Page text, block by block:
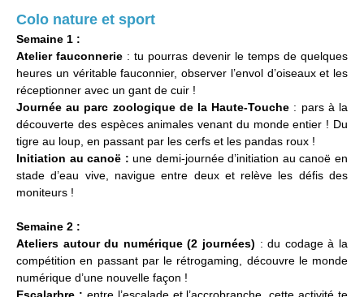
Colo nature et sport
Semaine 1 :
Atelier fauconnerie : tu pourras devenir le temps de quelques
heures un véritable fauconnier, observer l’envol d’oiseaux et les
réceptionner avec un gant de cuir !
Journée au parc zoologique de la Haute-Touche : pars à la
découverte des espèces animales venant du monde entier ! Du
tigre au loup, en passant par les cerfs et les pandas roux !
Initiation au canoë : une demi-journée d’initiation au canoë en
stade d’eau vive, navigue entre deux et relève les défis des
moniteurs !
Semaine 2 :
Ateliers autour du numérique (2 journées) : du codage à la
compétition en passant par le rétrogaming, découvre le monde
numérique d’une nouvelle façon !